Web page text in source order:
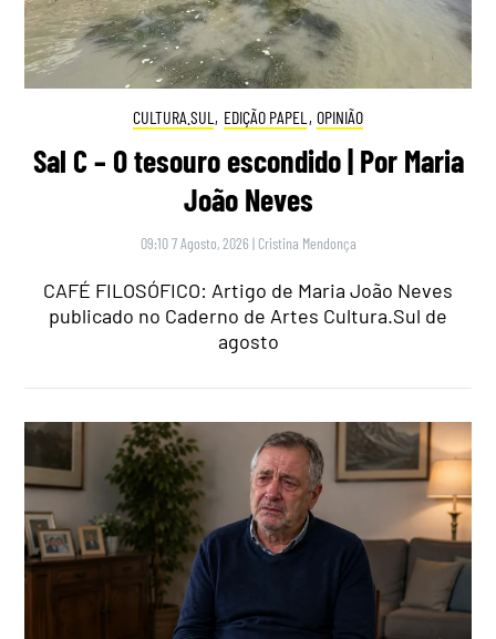
CULTURA.SUL , EDIÇÃO PAPEL , OPINIÃO
Sal C – O tesouro escondido | Por Maria
João Neves
09:10 7 Agosto, 2026 | Cristina Mendonça
CAFÉ FILOSÓFICO: Artigo de Maria João Neves
publicado no Caderno de Artes Cultura.Sul de
agosto